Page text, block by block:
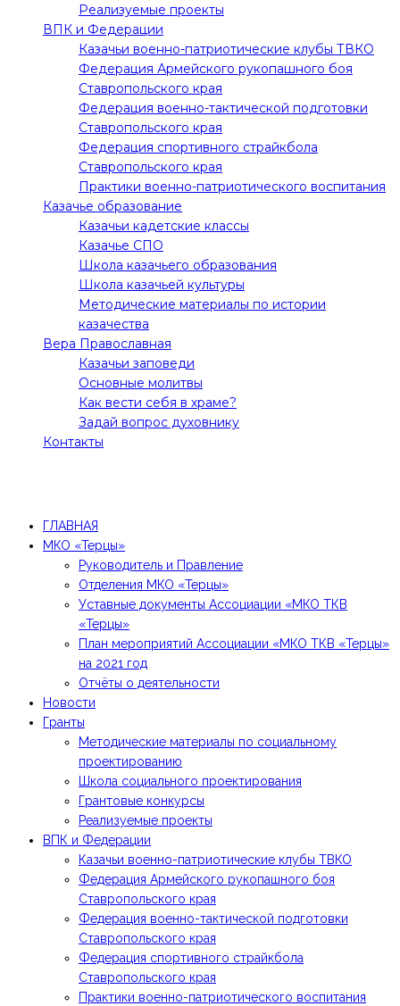
Реализуемые проекты
ВПК и Федерации
Казачьи военно-патриотические клубы ТВКО
Федерация Армейского рукопашного боя
Ставропольского края
Федерация военно-тактической подготовки
Ставропольского края
Федерация спортивного страйкбола
Ставропольского края
Практики военно-патриотического воспитания
Казачье образование
Казачьи кадетские классы
Казачье СПО
Школа казачьего образования
Школа казачьей культуры
Методические материалы по истории
казачества
Вера Православная
Казачьи заповеди
Основные молитвы
Как вести себя в храме?
Задай вопрос духовнику
Контакты
ГЛАВНАЯ
МКО «Терцы»
Руководитель и Правление
Отделения МКО «Терцы»
Уставные документы Ассоциации «МКО ТКВ
«Терцы»
План мероприятий Ассоциации «МКО ТКВ «Терцы»
на 2021 год
Отчёты о деятельности
Новости
Гранты
Методические материалы по социальному
проектированию
Школа социального проектирования
Грантовые конкурсы
Реализуемые проекты
ВПК и Федерации
Казачьи военно-патриотические клубы ТВКО
Федерация Армейского рукопашного боя
Ставропольского края
Федерация военно-тактической подготовки
Ставропольского края
Федерация спортивного страйкбола
Ставропольского края
Практики военно-патриотического воспитания